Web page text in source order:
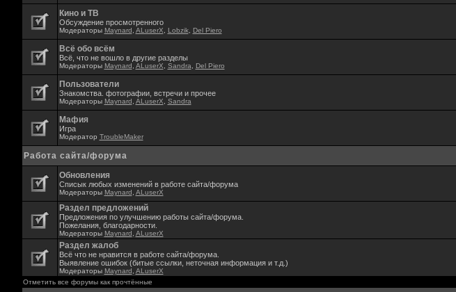
Кино и ТВ
Обсуждение просмотренного
Модераторы Maynard ALuserX Lobzik, Del Piero
Всё обо всём
Всё, что не вошло в другие разделы
Модераторы Maynard ALuserX Sandra Del Piero
Пользователи
Знакомства. фотографии, встречи и прочее
Модераторы Maynard ALuserX Sandra
Мафия
Игра
Модератор TroubleMaker
Работа сайта/форума
Обновления
Списык любых изменений в работе сайта/форума
Модераторы Maynard ALuserX
Раздел предложений
Предложения по улучшению работы сайта/форума.
Пожелания, благодарности.
Модераторы Maynard ALuserX
Раздел жалоб
Всё что не нравится в работе сайта/форума.
Выявление ошибок (битые ссылки, неточная информация и т.д.)
Модераторы Maynard ALuserX
Отметить все форумы как прочтённые